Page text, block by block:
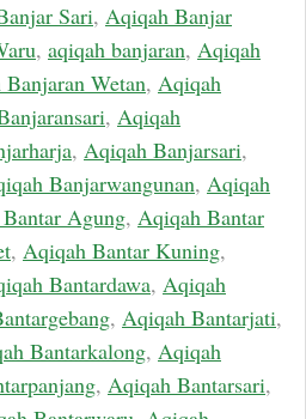
Sari, Aqiqah Banjar
, aqiqah banjaran, Aqiqah
Wetan, Aqiqah
, Aqiqah
, Aqiqah Banjarsari,
Banjarwangunan, Aqiqah
Agung, Aqiqah Bantar
, Aqiqah Bantar Kuning,
Bantardawa, Aqiqah
, Aqiqah Bantarjati,
Bantarkalong, Aqiqah
, Aqiqah Bantarsari,